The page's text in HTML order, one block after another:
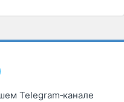
Telegram‑канале